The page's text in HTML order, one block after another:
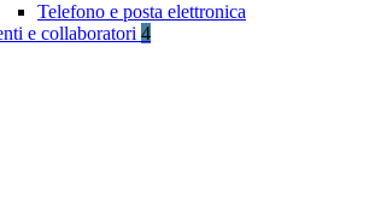
Telefono e posta elettronica
e collaboratori 4